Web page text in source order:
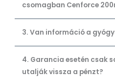
csomagban Cenforce
3. Van információ a
4. Garancia esetén csak
utalják vissza a pénzt?